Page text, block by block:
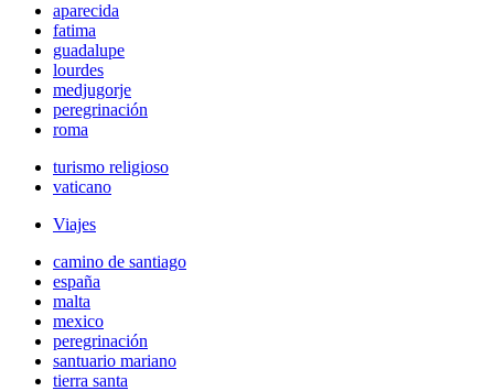
aparecida
fatima
guadalupe
lourdes
medjugorje
peregrinación
roma
turismo religioso
vaticano
Viajes
camino de santiago
españa
malta
mexico
peregrinación
santuario mariano
tierra santa